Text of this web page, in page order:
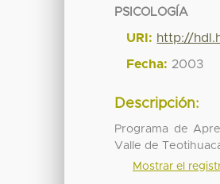
PSICOLOGÍA
URI: http://
Fecha: 2003
Descripción:
Programa de
Valle de
Mostrar el